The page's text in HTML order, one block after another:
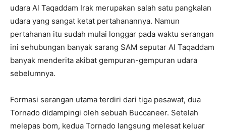
udara Al Taqaddam Irak merupakan salah satu pangkalan
udara yang sangat ketat pertahanannya. Namun
pertahanan itu sudah mulai longgar pada waktu serangan
ini sehubungan banyak sarang SAM seputar Al Taqaddam
banyak menderita akibat gempuran-gempuran udara
sebelumnya.
Formasi serangan utama terdiri dari tiga pesawat, dua
Tornado didampingi oleh sebuah Buccaneer. Setelah
melepas bom, kedua Tornado langsung melesat keluar